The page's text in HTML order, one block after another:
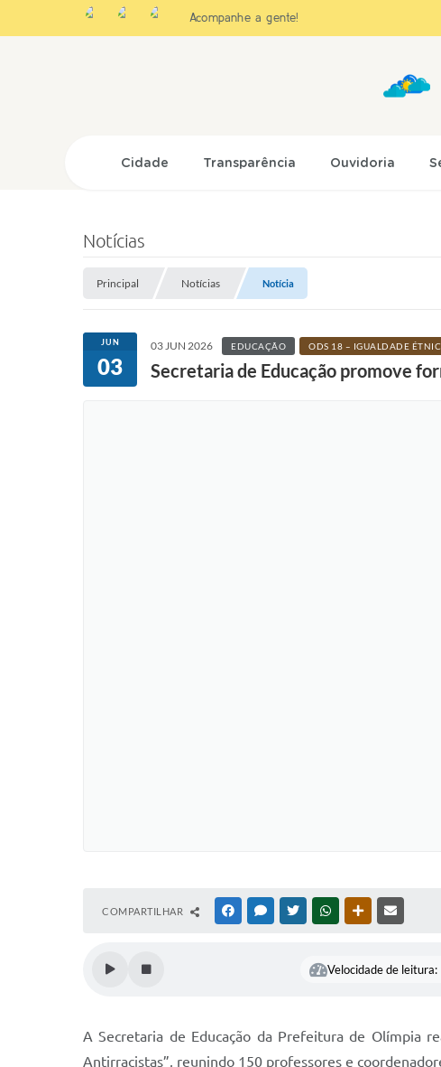
Acompanhe a gente!
Cidade Transparência Ouvidoria
Notícias
Principal Notícias Notícia
JUN
03
03 JUN 2026 EDUCAÇÃO ODS 18 – IGUALDADE
Secretaria de Educação promove
COMPARTILHAR FACEBOOKMESSENGER
TWITTERWHATSAPPOUTRAS MÍDIAS
Velocidade de leitura:
A Secretaria de Educação da Prefeitura de Olímpia
Antirracistas”, reunindo 150 professores e